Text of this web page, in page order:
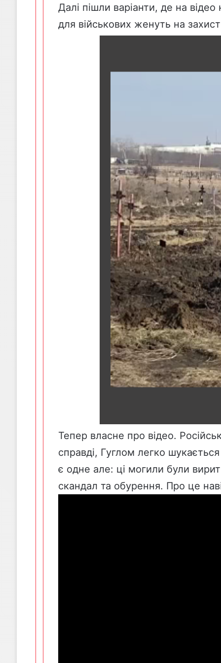
Далі пішли варіанти, де на
для військових женуть на захист
Тепер власне про відео.
справді, Гуглом легко
є одне але: ці могили були
скандал та обурення. Про це